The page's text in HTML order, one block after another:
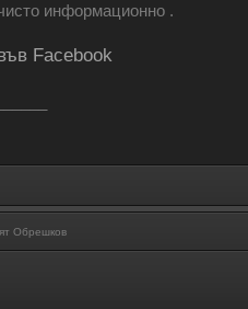
информационно .
Facebook
Обрешков